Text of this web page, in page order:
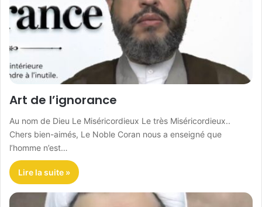
Art de l’ignorance
Au nom de Dieu Le Miséricordieux Le très Miséricordieux..
Chers bien-aimés, Le Noble Coran nous a enseigné que
l’homme n’est…
Lire la suite »